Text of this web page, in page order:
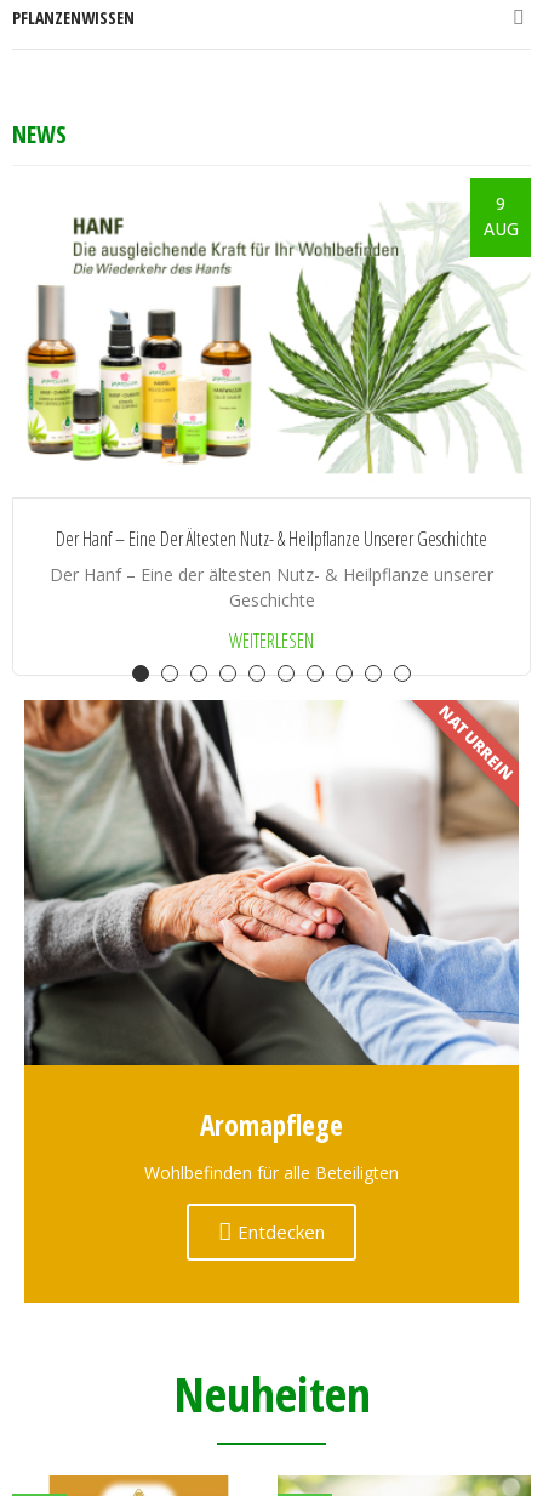
PFLANZENWISSEN
NEWS
9
AUG
Der Hanf – Eine Der Ältesten Nutz- & Heilpflanze Unserer Geschichte
Der Hanf – Eine der ältesten Nutz- & Heilpflanze unserer
Geschichte
WEITERLESEN
Aromapflege
Wohlbefinden für alle Beteiligten
Entdecken
NATURREIN
Neuheiten